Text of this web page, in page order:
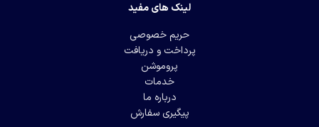
لینک های مفید
حریم خصوصی
پرداخت و دریافت
پروموشن
خدمات
درباره ما
پیگیری سفارش